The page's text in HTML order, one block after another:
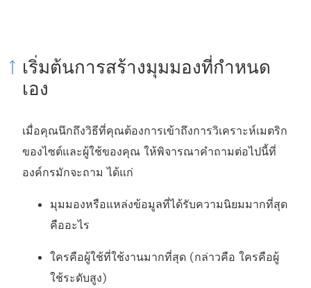
เริ่มต้นการสร้างมุมมองที่กำหนด
เอง
เมื่อคุณนึกถึงวิธีที่คุณต้องการเข้าถึงการวิเคราะห์เมตริก
ของไซต์และผู้ใช้ของคุณ ให้พิจารณาคำถามต่อไปนี้ที่
องค์กรมักจะถาม ได้แก่
มุมมองหรือแหล่งข้อมูลที่ได้รับความนิยมมากที่สุด
คืออะไร
ใครคือผู้ใช้ที่ใช้งานมากที่สุด (กล่าวคือ ใครคือผู้
ใช้ระดับสูง)